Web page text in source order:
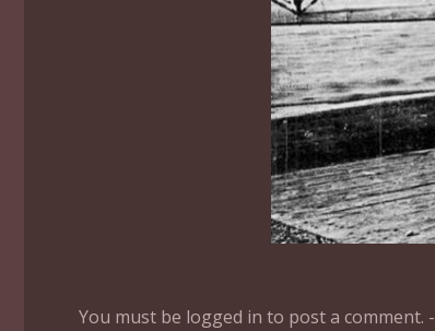
You must be logged in to post a comment. -